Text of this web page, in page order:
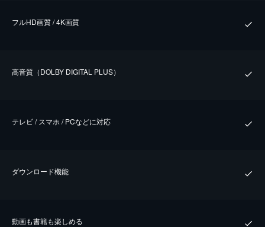
フルHD画質 / 4K画質
⾼⾳質（DOLBY DIGITAL PLUS）
テレビ / スマホ / PCなどに対応
ダウンロード機能
動画も書籍も楽しめる